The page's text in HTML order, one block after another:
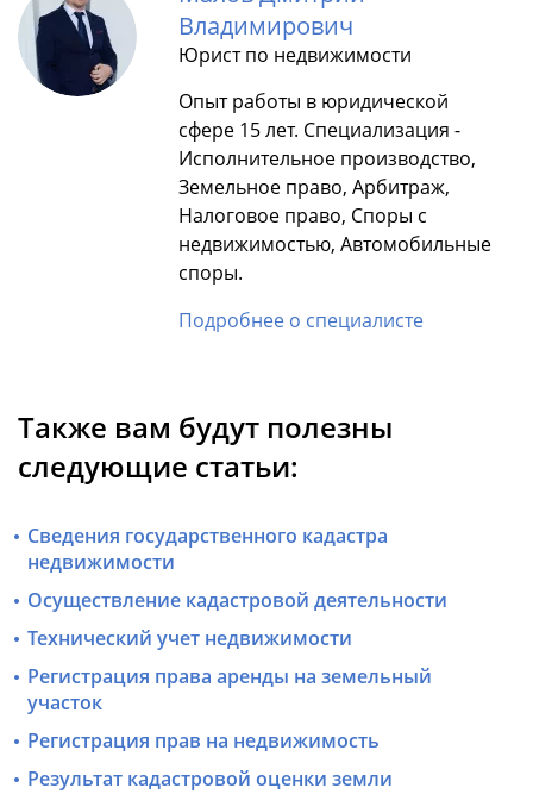
Владимирович
Юрист по недвижимости
Опыт работы в юридической
сфере 15 лет. Специализация -
Исполнительное производство,
Земельное право, Арбитраж,
Налоговое право, Споры с
недвижимостью, Автомобильные
споры.
Подробнее о специалисте
Также вам будут полезны
следующие статьи:
Сведения государственного кадастра
недвижимости
Осуществление кадастровой деятельности
Технический учет недвижимости
Регистрация права аренды на земельный
участок
Регистрация прав на недвижимость
Результат кадастровой оценки земли